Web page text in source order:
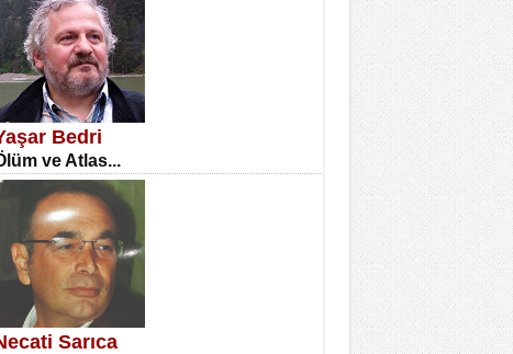
ÜMİT ÇETİNKAYA
NECLA DİLEK ARSLAN
Öğretmenler Günü Mahkemesi...
Bedri
ve Atlas...
Sarıca